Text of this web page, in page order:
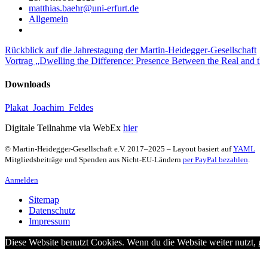
matthias.baehr@uni-erfurt.de
Allgemein
Beitragsnavigation
Rückblick auf die Jahrestagung der Martin-Heidegger-Gesellschaft
Vortrag „Dwelling the Difference: Presence Between the Real and
Downloads
Plakat_Joachim_Feldes
Digitale Teilnahme via WebEx hier
© Martin-Heidegger-Gesellschaft e.V. 2017–2025 – Layout basiert aufYAML
Mitgliedsbeiträge und Spenden aus Nicht-EU-Ländern per PayPal bezahlen.
Anmelden
Sitemap
Datenschutz
Impressum
Diese Website benutzt Cookies. Wenn du die Website weiter